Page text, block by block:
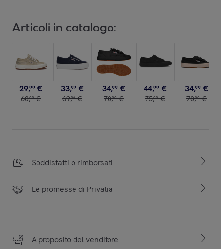
Articoli in catalogo:
29,99 €
60,00 €
33,99 €
69,00 €
34,99 €
70,00 €
44,99 €
75,00 €
34,99 €
70,00 €
Soddisfatti o rimborsati
Le promesse di Privalia
A proposito del venditore